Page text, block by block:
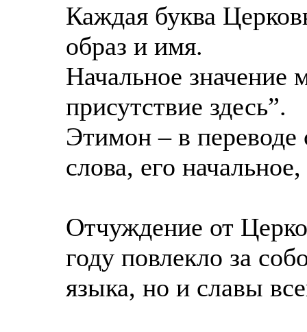
Каждая буква
образ и имя.
Начальное
присутствие здесь”.
Этимон – в переводе
слова, его
Отчуждение от
году повлекло за
языка, но и славы